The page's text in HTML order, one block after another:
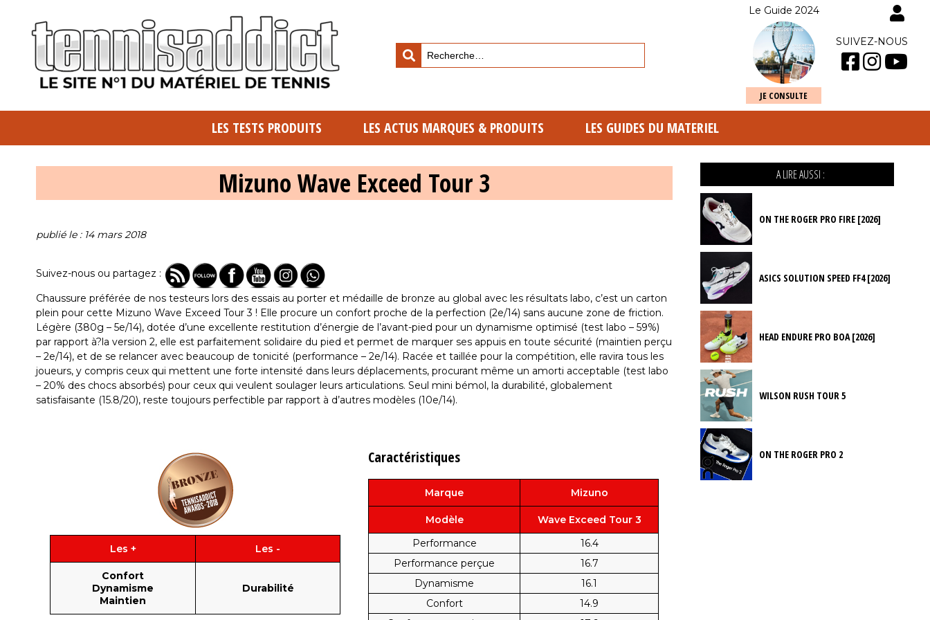
Le Guide 2024
JE CONSULTE
SUIVEZ-NOUS
LES TESTS PRODUITS LES ACTUS MARQUES & PRODUITS LES GUIDES DU MATERIEL
Mizuno Wave Exceed Tour 3
publié le : 14 mars 2018
Suivez-nous ou partagez :
Chaussure préférée de nos testeurs lors des essais au porter et médaille de bronze au global avec les résultats labo, c’est un carton
plein pour cette Mizuno Wave Exceed Tour 3 ! Elle procure un confort proche de la perfection (2e/14) sans aucune zone de friction.
Légère (380g – 5e/14), dotée d’une excellente restitution d’énergie de l’avant-pied pour un dynamisme optimisé (test labo – 59%)
par rapport à?la version 2, elle est parfaitement solidaire du pied et permet de marquer ses appuis en toute sécurité (maintien perçu
– 2e/14), et de se relancer avec beaucoup de tonicité (performance – 2e/14). Racée et taillée pour la compétition, elle ravira tous les
joueurs, y compris ceux qui mettent une forte intensité dans leurs déplacements, procurant même un amorti acceptable (test labo
– 20% des chocs absorbés) pour ceux qui veulent soulager leurs articulations. Seul mini bémol, la durabilité, globalement
satisfaisante (15.8/20), reste toujours perfectible par rapport à d’autres modèles (10e/14).
Les + Les -
Confort
Dynamisme
Maintien
Durabilité
Caractéristiques
Marque Mizuno
Modèle
Wave Exceed Tour 3
Performance
16.4
Performance perçue
16.7
Dynamisme
16.1
Confort
14.9
A LIRE AUSSI :
ON THE ROGER PRO FIRE [2026]
ASICS SOLUTION SPEED FF4 [2026]
HEAD ENDURE PRO BOA [2026]
WILSON RUSH TOUR 5
ON THE ROGER PRO 2